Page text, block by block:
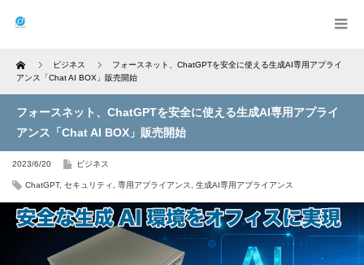
Home ビジネス
フォースネット、ChatGPTを安全に使える生成AI専用アプライ
アンス「Chat AI BOX」販売開始
フォースネット、ChatGPTを安全に使える生成AI専用アプライ
アンス「Chat AI BOX」販売開始
2023/6/20 ビジネス
ChatGPT, セキュリティ 専用アプライアンス 生成AI専用アプライアンス